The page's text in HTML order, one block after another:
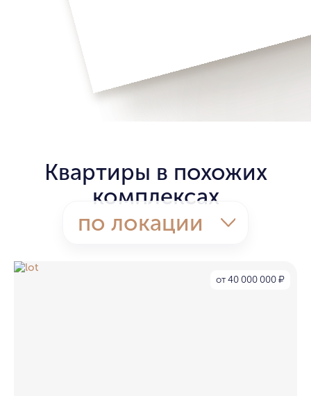
Квартиры в похожих
комплексах
по локации
от 40 000 000 ₽